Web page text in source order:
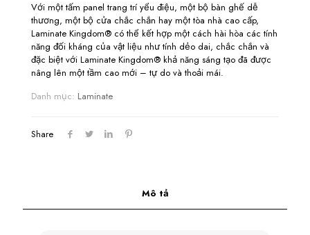
Với một tấm panel trang trí yểu điệu, một bộ bàn ghế dễ
thương, một bộ cửa chắc chắn hay một tòa nhà cao cấp,
Laminate Kingdom® có thể kết hợp một cách hài hòa các tính
năng đối kháng của vật liệu như tính dẻo dai, chắc chắn và
đặc biệt với Laminate Kingdom® khả năng sáng tạo đã được
nâng lên một tầm cao mới – tự do và thoải mái.
Danh mục: Laminate
Share
Mô tả